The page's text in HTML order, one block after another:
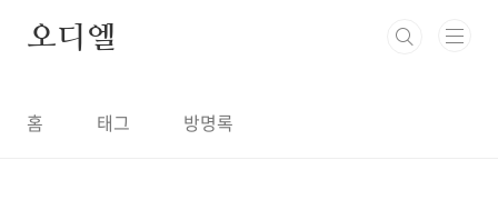
오디엘
홈 태그 방명록